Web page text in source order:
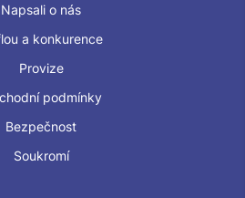
Napsali o nás
a konkurence
Provize
podmínky
Bezpečnost
Soukromí